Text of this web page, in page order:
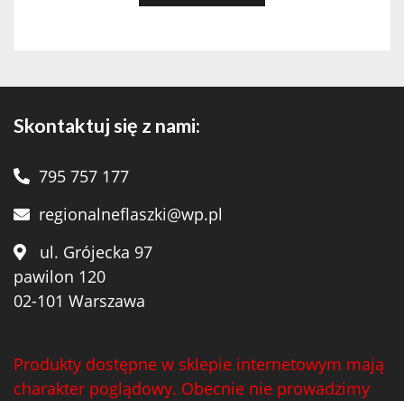
Skontaktuj się z nami:
795 757 177
regionalneflaszki@wp.pl
ul. Grójecka 97
pawilon 120
02-101 Warszawa
Produkty dostępne w sklepie internetowym mają
charakter poglądowy. Obecnie nie prowadzimy